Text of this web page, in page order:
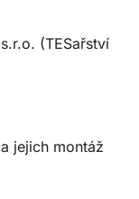
(TESařství
jejich montáž